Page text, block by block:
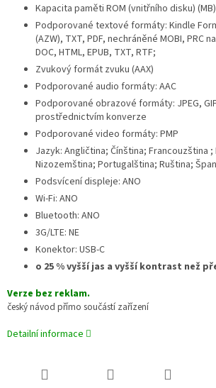
Kapacita paměti ROM (vnitřního disku)
Podporované textové formáty: Kindle
(AZW), TXT, PDF, nechráněné MOBI, PRC
DOC, HTML, EPUB, TXT, RTF;
Zvukový formát zvuku (AAX)
Podporované audio formáty: AAC
Podporované obrazové formáty: JPEG,
prostřednictvím konverze
Podporované video formáty: PMP
Jazyk: Angličtina; Čínština; Francouzština
Nizozemština; Portugalština; Ruština;
Podsvícení displeje: ANO
Wi-Fi: ANO
Bluetooth: ANO
3G/LTE: NE
Konektor: USB-C
o 25 % vyšší jas a vyšší kontrast než
Verze bez reklam.
český návod přímo součástí zařízení
Detailní informace